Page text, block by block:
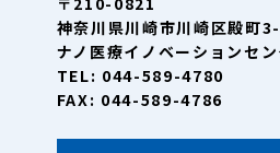
神奈川県川崎市川崎区殿町
ナノ医療イノベーションセン
TEL: 044-589-4780
FAX: 044-589-4786